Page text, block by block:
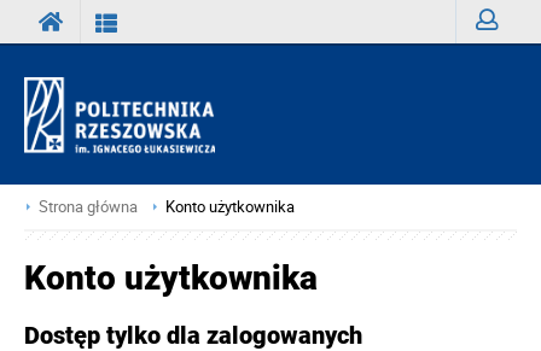
Strona główna Konto użytkownika
Konto użytkownika
Dostęp tylko dla zalogowanych